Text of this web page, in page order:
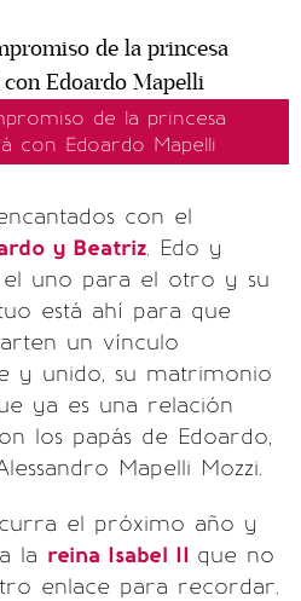
de la princesa
con Edoardo Mapelli
con el
y Beatriz. Edo y
el uno para el otro y su
está ahí para que
un vínculo
y unido, su matrimonio
ya es una relación
los papás de Edoardo,
Mapelli Mozzi.
el próximo año y
la reina Isabel II que no
enlace para recordar.